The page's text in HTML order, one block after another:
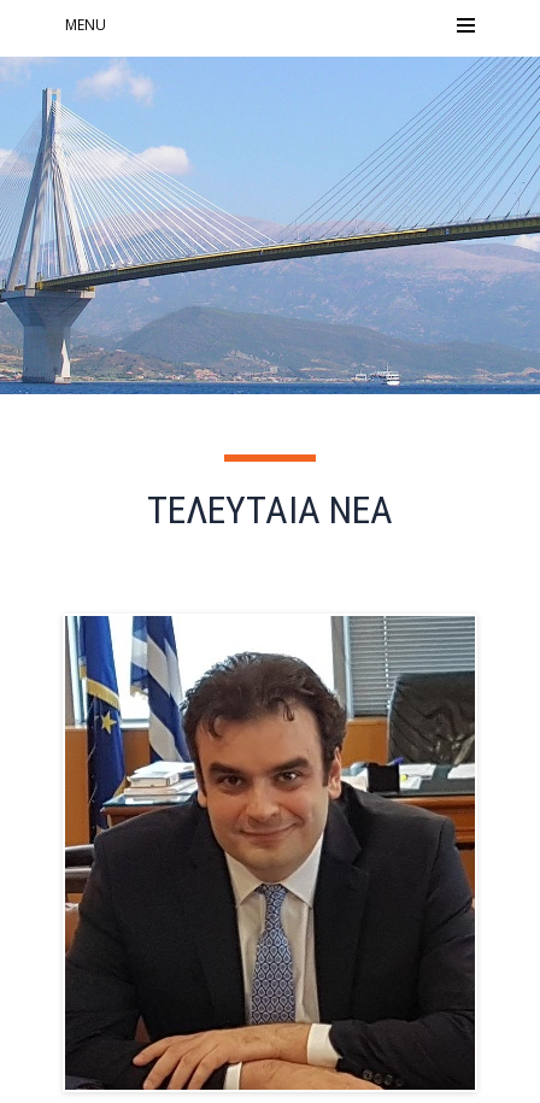
MENU
ΤΕΛΕΥΤΑΙΑ ΝΕΑ